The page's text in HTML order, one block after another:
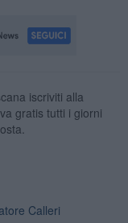
iscriviti alla
gratis tutti i giorni
Calleri